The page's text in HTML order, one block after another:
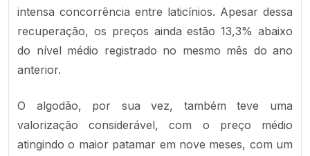
intensa concorrência entre laticínios. Apesar dessa
recuperação, os preços ainda estão 13,3% abaixo
do nível médio registrado no mesmo mês do ano
anterior.
O algodão, por sua vez, também teve uma
valorização considerável, com o preço médio
atingindo o maior patamar em nove meses, com um